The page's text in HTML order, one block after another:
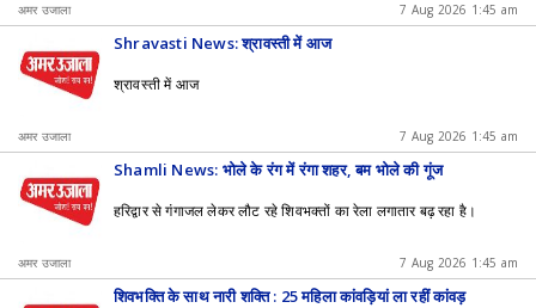
अमर उजाला 7 Aug 2026 1:45 am
Shravasti News: श्रावस्ती में आज
श्रावस्ती में आज
अमर उजाला 7 Aug 2026 1:45 am
Shamli News: भोले के रंग में रंगा शहर, बम भोले की गूंज
हरिद्वार से गंगाजल लेकर लौट रहे शिवभक्तों का रेला लगातार बढ़ रहा है।
अमर उजाला 7 Aug 2026 1:45 am
शिवभक्ति के साथ नारी शक्ति : 25 महिला कांवड़ियां ला रहीं कांवड़